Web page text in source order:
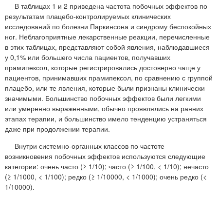
В таблицах 1 и 2 приведена частота побочных эффектов по
результатам плацебо-контролируемых клинических
исследований по болезни Паркинсона и синдрому беспокойных
ног. Неблагоприятные лекарственные реакции, перечисленные
в этих таблицах, представляют собой явления, наблюдавшиеся
у 0,1% или большего числа пациентов, получавших
прамипексол, которые регистрировались достоверно чаще у
пациентов, принимавших прамипексол, по сравнению с группой
плацебо, или те явления, которые были признаны клинически
значимыми. Большинство побочных эффектов были легкими
или умеренно выраженными, обычно проявлялись на ранних
этапах терапии, и большинство имело тенденцию устраняться
даже при продолжении терапии.
Внутри системно-органных классов по частоте
возникновения побочных эффектов используются следующие
категории: очень часто (≥ 1/10); часто (≥ 1/100, < 1/10); нечасто
(≥ 1/1000, < 1/100); редко (≥ 1/10000, < 1/1000); очень редко (<
1/10000).